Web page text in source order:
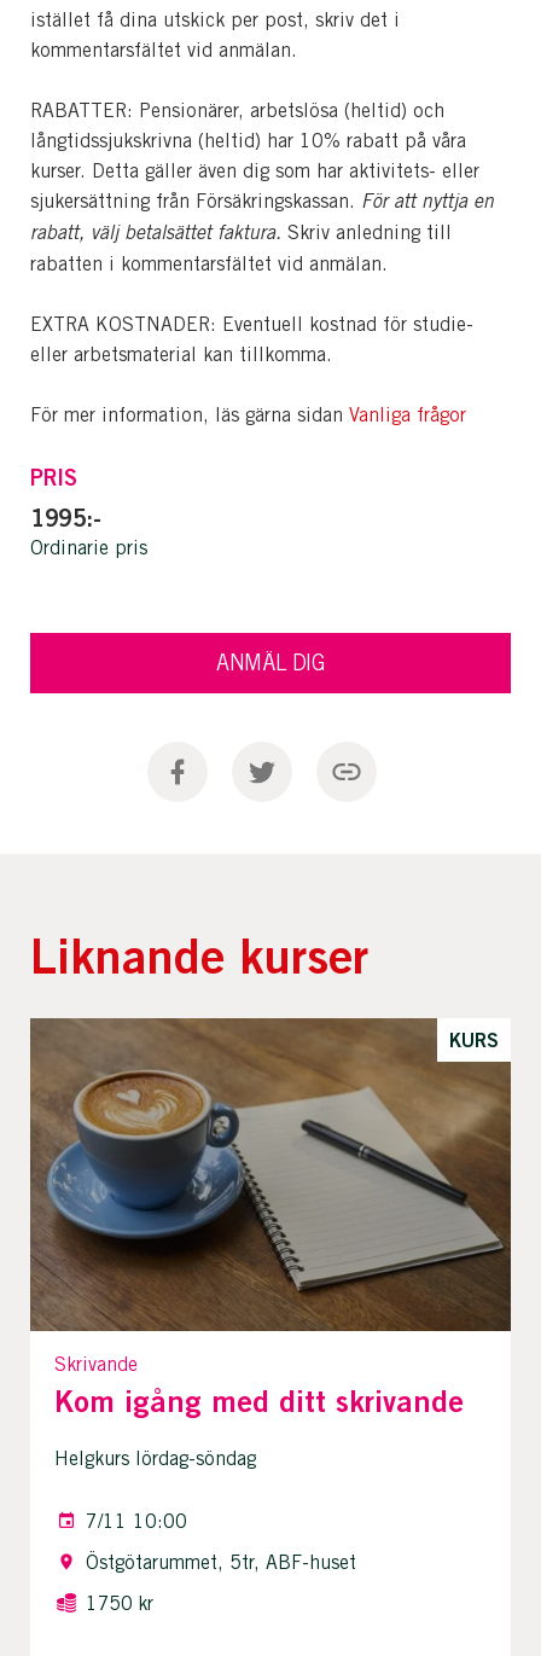
istället få dina utskick per post, skriv det i
kommentarsfältet vid anmälan.
RABATTER: Pensionärer, arbetslösa (heltid) och
långtidssjukskrivna (heltid) har 10% rabatt på våra
kurser. Detta gäller även dig som har aktivitets- eller
sjukersättning från Försäkringskassan. För att nyttja en
rabatt, välj betalsättet faktura. Skriv anledning till
rabatten i kommentarsfältet vid anmälan.
EXTRA KOSTNADER: Eventuell kostnad för studie-
eller arbetsmaterial kan tillkomma.
För mer information, läs gärna sidan Vanliga frågor
PRIS
1995:-
Ordinarie pris
ANMÄL DIG
Liknande kurser
KURS
Skrivande
Kom igång med ditt skrivande
Helgkurs lördag-söndag
7/11 10:00
Östgötarummet, 5tr, ABF-huset
1750 kr